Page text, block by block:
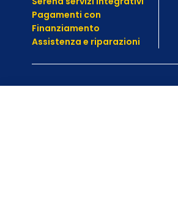
Pagamenti con
Finanziamento
Assistenza e riparazioni